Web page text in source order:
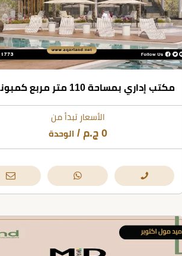
الأسعار تبدأ من
0 ج.م / الوحدة